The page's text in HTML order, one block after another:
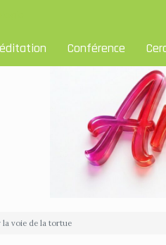
Conférence
la voie de la tortue